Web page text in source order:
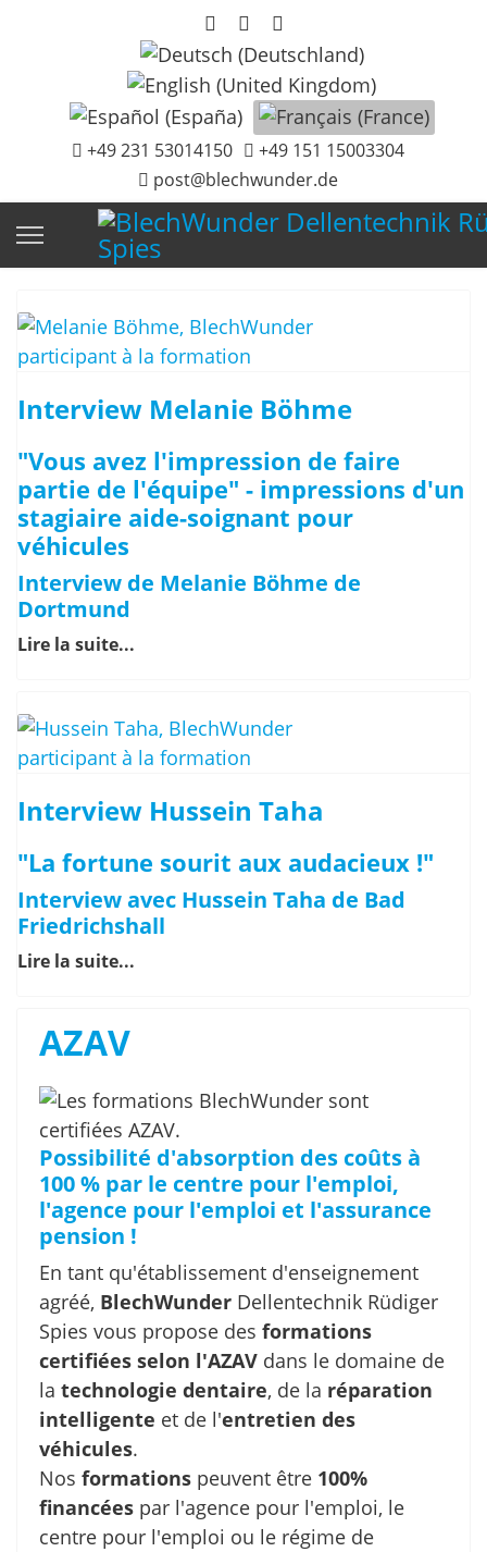
Sélectionnez votre langue
+49 231 53014150
+49 151 15003304
post@blechwunder.de
Interview Melanie Böhme
"Vous avez l'impression de faire
partie de l'équipe" - impressions d'un
stagiaire aide-soignant pour
véhicules
Interview de Melanie Böhme de
Dortmund
Lire la suite...
Interview Hussein Taha
"La fortune sourit aux audacieux !"
Interview avec Hussein Taha de Bad
Friedrichshall
Lire la suite...
AZAV
Possibilité d'absorption des coûts à
100 % par le centre pour l'emploi,
l'agence pour l'emploi et l'assurance
pension !
En tant qu'établissement d'enseignement
agréé, BlechWunder Dellentechnik Rüdiger
Spies vous propose des formations
certifiées selon l'AZAV dans le domaine de
la technologie dentaire, de la réparation
intelligente et de l'entretien des
véhicules.
Nos formations peuvent être 100%
financées par l'agence pour l'emploi, le
centre pour l'emploi ou le régime de